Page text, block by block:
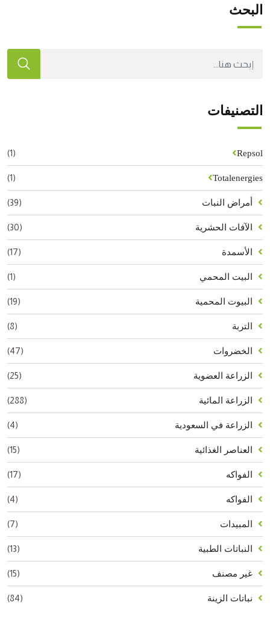
البحث
التصنيفات
Repsol
(1)
Totalenergies
(1)
أمراض النبات (39)
الآفات الحشرية (30)
الأسمدة (17)
البيت المحمي (1)
البيوت المحمية (19)
التربة (8)
الخضروات (47)
الزراعة العضوية (25)
الزراعة المائية (288)
الزراعة في السعودية (4)
العناصر الغذائية (15)
الفواكه (17)
الفواكه (4)
المبيدات (7)
النباتات الطبية (13)
غير مصنف (15)
نباتات الزينة (84)